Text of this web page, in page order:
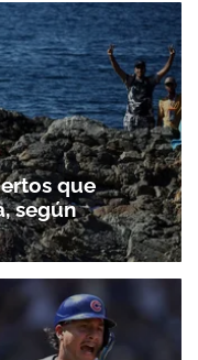
que
según